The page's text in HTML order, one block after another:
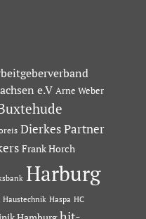
e.V Arne Weber
Dierkes Partner
Frank Horch
Harburg
Haspa HC